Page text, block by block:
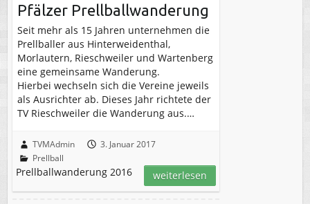
Pfälzer Prellballwanderung
Seit mehr als 15 Jahren unternehmen die
Prellballer aus Hinterweidenthal,
Morlautern, Rieschweiler und Wartenberg
eine gemeinsame Wanderung.
Hierbei wechseln sich die Vereine jeweils
als Ausrichter ab. Dieses Jahr richtete der
TV Rieschweiler die Wanderung aus.…
TVMAdmin
3. Januar 2017
Prellball
Prellballwanderung 2016 weiterlesen